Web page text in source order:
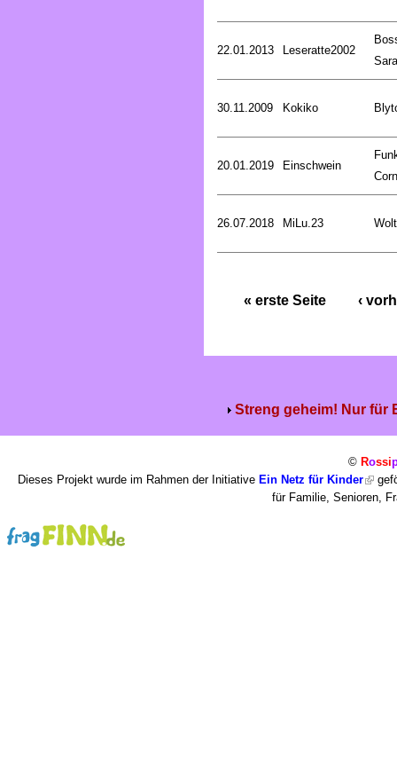
22.01.2013 Leseratte2002
30.11.2009 Kokiko
20.01.2019 Einschwein
26.07.2018 MiLu.23
« erste Seite ‹
Streng geheim! Nur für
© Rossi
Dieses Projekt wurde im Rahmen der Initiative Ein Netz für Kinder
für Familie, Senioren,